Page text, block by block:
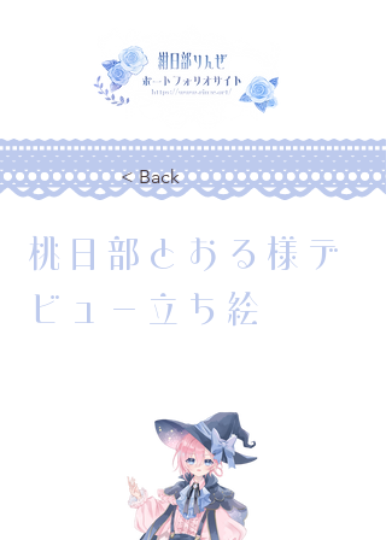
< Back
桃日部とおる様デ
ビュー立ち絵